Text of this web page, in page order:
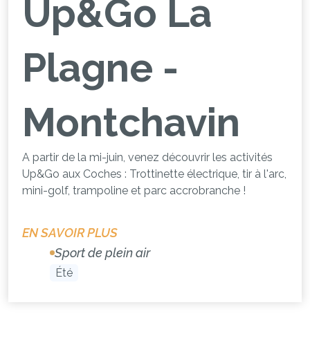
Up&Go La
Plagne -
Montchavin
A partir de la mi-juin, venez découvrir les activités
Up&Go aux Coches : Trottinette électrique, tir à l'arc,
mini-golf, trampoline et parc accrobranche !
EN SAVOIR PLUS
Sport de plein air
Été